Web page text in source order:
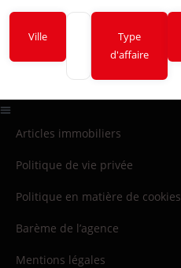
Ville
Type
d'affaire
Articles immobiliers
Politique de vie privée
Politique en matière de cookies
Barème de l’agence
Mentions légales